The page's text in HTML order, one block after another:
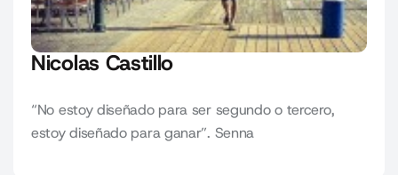
Nicolas Castillo
“No estoy diseñado para ser segundo o tercero,
estoy diseñado para ganar”. Senna